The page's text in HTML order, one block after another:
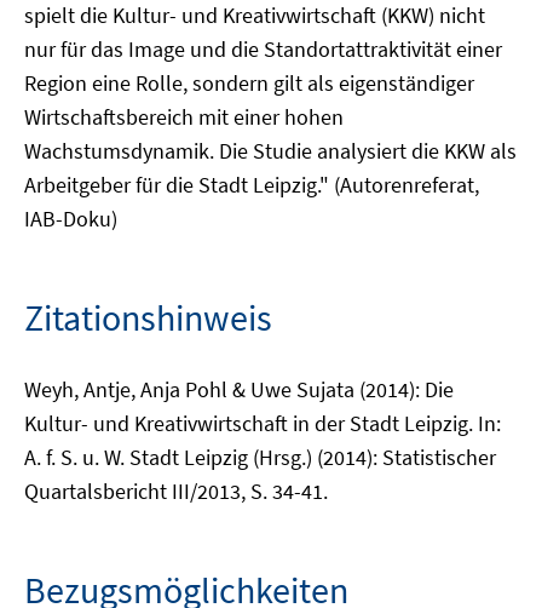
spielt die Kultur- und Kreativwirtschaft (KKW) nicht
nur für das Image und die Standortattraktivität einer
Region eine Rolle, sondern gilt als eigenständiger
Wirtschaftsbereich mit einer hohen
Wachstumsdynamik. Die Studie analysiert die KKW als
Arbeitgeber für die Stadt Leipzig." (Autorenreferat,
IAB-Doku)
Zitationshinweis
Weyh, Antje, Anja Pohl & Uwe Sujata (2014): Die
Kultur- und Kreativwirtschaft in der Stadt Leipzig. In:
A. f. S. u. W. Stadt Leipzig (Hrsg.) (2014): Statistischer
Quartalsbericht III/2013, S. 34-41.
Bezugsmöglichkeiten